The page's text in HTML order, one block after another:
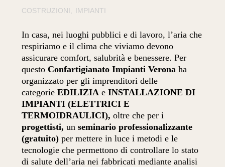
COSTRUZIONI IMPIANTI
In casa, nei luoghi pubblici e di lavoro, l’aria che
respiriamo e il clima che viviamo devono
assicurare comfort, salubrità e benessere. Per
questo Confartigianato Impianti Verona ha
organizzato per gli imprenditori delle
categorieEDILIZIA eINSTALLAZIONE DI
IMPIANTI (ELETTRICI E
TERMOIDRAULICI),oltre che per i
progettisti,unseminario professionalizzante
(gratuito) per mettere in luce i metodi e le
tecnologie che permettono di controllare lo stato
di salute dell’aria nei fabbricati mediante analisi